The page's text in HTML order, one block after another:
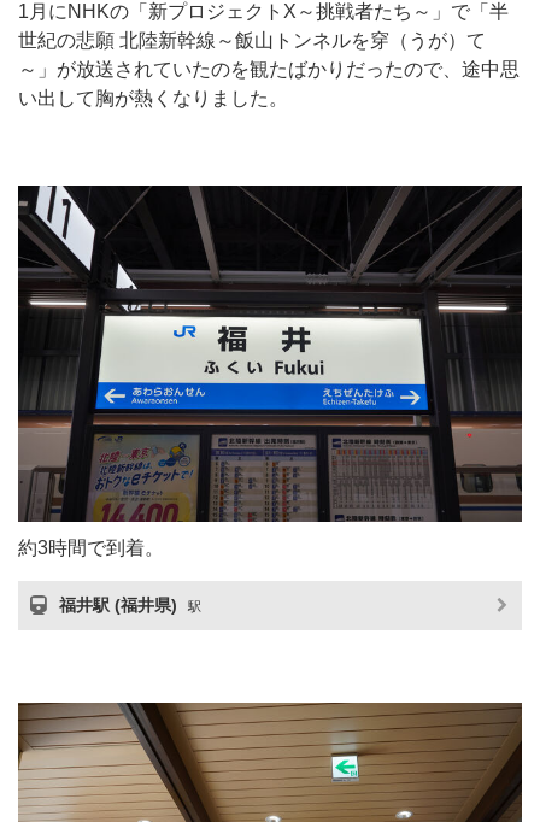
1月にNHKの「新プロジェクトX～挑戦者たち～」で「半
世紀の悲願 北陸新幹線～飯山トンネルを穿（うが）て
～」が放送されていたのを観たばかりだったので、途中思
い出して胸が熱くなりました。
約3時間で到着。
福井駅 (福井県) 駅